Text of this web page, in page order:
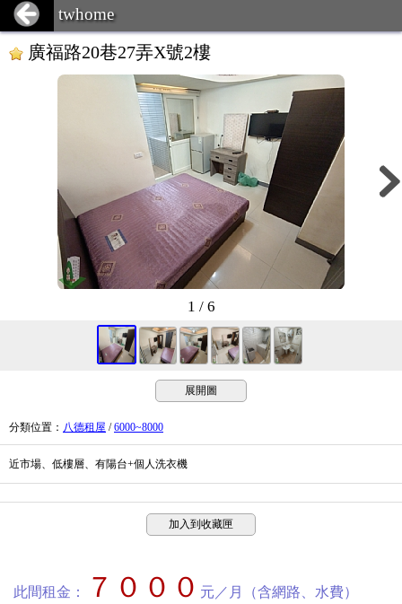
twhome
廣福路20巷27弄X號2樓
1 / 6
展開圖
分類位置 ： 八德租屋 /6000~8000
近市場、低樓層、有陽台+個人洗衣機
加入到收藏匣
此間租金： ７０００ 元／月（含網路、水費）